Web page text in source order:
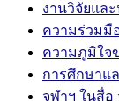
งานวิจัยแล
ความร่วมมื
ความภูมิใจ
การศึกษาแ
จุฬาฯ ในสื่อ